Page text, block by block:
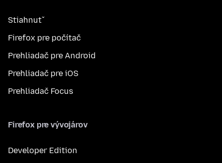
Stiahnuť
Firefox pre počítač
Prehliadač pre Android
Prehliadač pre iOS
Prehliadač Focus
Firefox pre vývojárov
Developer Edition